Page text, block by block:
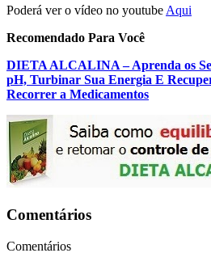
Poderá ver o vídeo no youtube Aqui
Recomendado Para Você
DIETA ALCALINA – Aprenda os
pH, Turbinar Sua Energia E
Recorrer a Medicamentos
Comentários
Comentários